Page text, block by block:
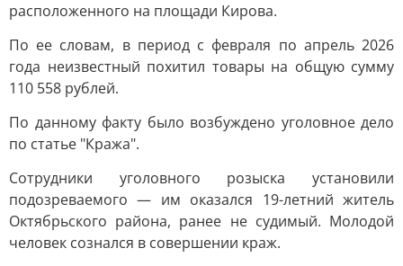
расположенного на площади Кирова.
По ее словам, в период с февраля по апрель 2026
года неизвестный похитил товары на общую сумму
110 558 рублей.
По данному факту было возбуждено уголовное дело
по статье "Кража".
Сотрудники уголовного розыска установили
подозреваемого — им оказался 19-летний житель
Октябрьского района, ранее не судимый. Молодой
человек сознался в совершении краж.